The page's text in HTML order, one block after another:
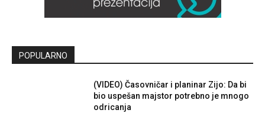
POPULARNO
(VIDEO) Časovničar i planinar Zijo: Da bi
bio uspešan majstor potrebno je mnogo
odricanja